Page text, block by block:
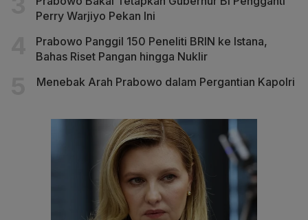
Perry Warjiyo Pekan Ini
Prabowo Panggil 150 Peneliti BRIN ke Istana,
Bahas Riset Pangan hingga Nuklir
Menebak Arah Prabowo dalam Pergantian Kapolri